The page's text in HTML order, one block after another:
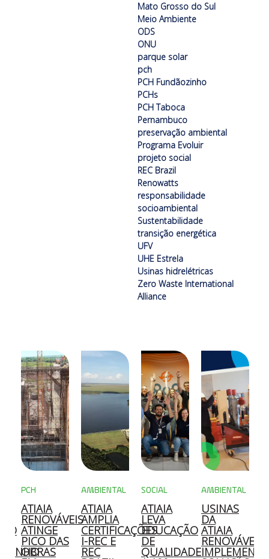
Mato Grosso do Sul
Meio Ambiente
ODS
ONU
parque solar
pch
PCH Fundãozinho
PCHs
PCH Taboca
Pernambuco
preservação ambiental
Programa Evoluir
projeto social
REC Brazil
Renowatts
responsabilidade
socioambiental
Sustentabilidade
transição energética
UFV
UHE Estrela
Usinas hidrelétricas
Zero Waste International
Alliance
PCH
ATIAIA
RENOVÁVEIS
ATINGE
PICO DAS
OBRAS
AMBIENTAL
ATIAIA
AMPLIA
CERTIFICAÇÕES
I-REC E
REC
SOCIAL
ATIAIA
LEVA
EDUCAÇÃO
DE
QUALIDADE
AMBIENTAL
USINAS
DA
ATIAIA
RENOVÁVEIS